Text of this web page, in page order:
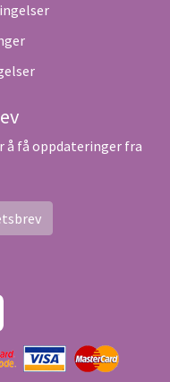
å få oppdateringer fra